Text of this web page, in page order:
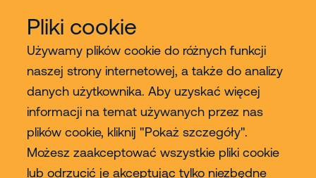
Pliki cookie
Używamy plików cookie do różnych funkcji
naszej strony internetowej, a także do analizy
danych użytkownika. Aby uzyskać więcej
informacji na temat używanych przez nas
plików cookie, kliknij "Pokaż szczegóły".
Możesz zaakceptować wszystkie pliki cookie
lub odrzucić je akceptując tylko niezbędne
Usługi
Sprzedaż